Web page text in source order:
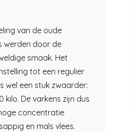
van de oude
werden door de
smaak. Het
tot een regulier
wel een stuk zwaarder:
kilo. De varkens zijn dus
concentratie
en mals vlees.